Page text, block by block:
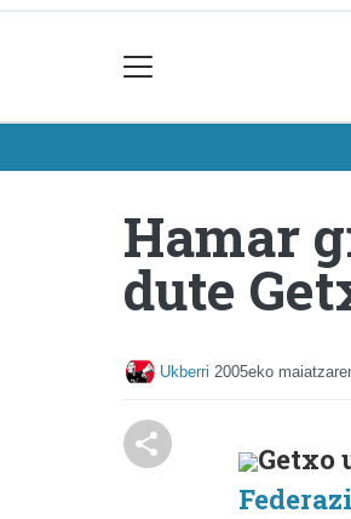
Hamar
dute
Ukberri 2005eko
Getxo